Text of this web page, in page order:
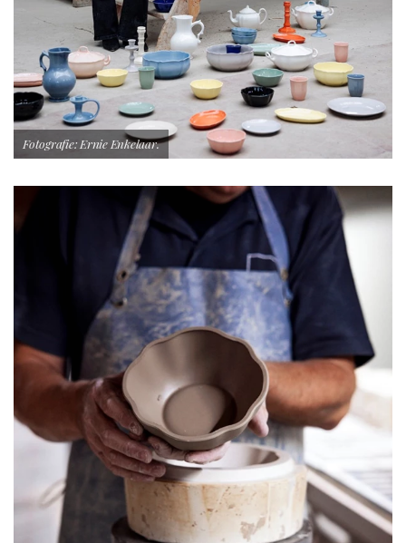
Fotografie: Ernie Enkelaar.